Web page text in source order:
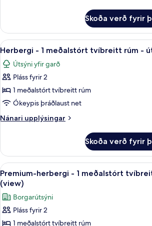
rúm
með
svefnsófa
herbergi
1
meðalstórt
tvíbreitt
rúm
svefnsófa
Skoða verð fyrir
Skoða
allar
myndir
fyrir
Herbergi
-
1
meðalstórt
rúm
útsýni
yfir
garð
Rúmföt af
6
Herbergi - 1 meðalstórt tvíbreitt rúm -
Útsýni yfir garð
Pláss fyrir 2
1 meðalstórt tvíbreitt rúm
Ókeypis þráðlaust net
Nánari upplýsingar
Nánari
-
meðalstórt
tvíbreitt
rúm
-
útsýni
Skoða verð fyrir
Skoða
allar
myndir
fyrir
Premium-
Premium-
5
Premium-herbergi - 1 meðalstórt
(view)
Borgarútsýni
Pláss fyrir 2
1 meðalstórt tvíbreitt rúm